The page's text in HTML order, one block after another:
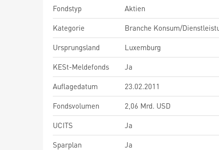
Fondstyp
Aktien
Kategorie
Branche Konsum/
Ursprungsland
Luxemburg
KESt-Meldefonds
Ja
Auflagedatum
23.02.2011
Fondsvolumen
2,06 Mrd. USD
UCITS
Ja
Sparplan
Ja